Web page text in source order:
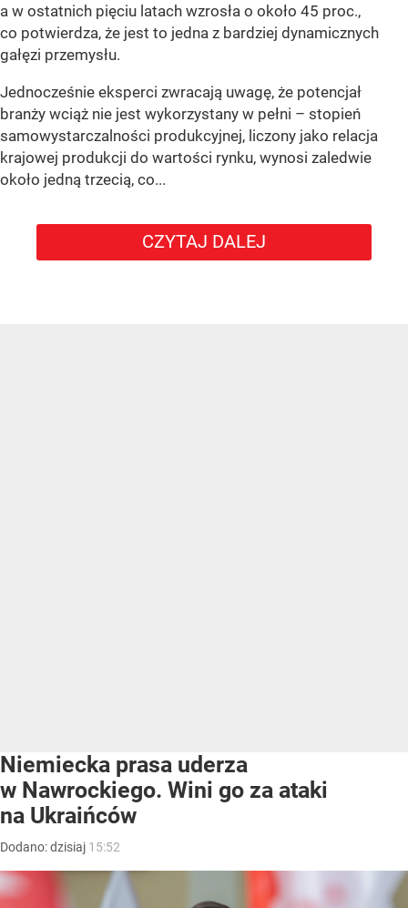
a w ostatnich pięciu latach wzrosła o około 45 proc.,
co potwierdza, że jest to jedna z bardziej dynamicznych
gałęzi przemysłu.
Jednocześnie eksperci zwracają uwagę, że potencjał
branży wciąż nie jest wykorzystany w pełni – stopień
samowystarczalności produkcyjnej, liczony jako relacja
krajowej produkcji do wartości rynku, wynosi zaledwie
około jedną trzecią, co...
CZYTAJ DALEJ
Niemiecka prasa uderza
w Nawrockiego. Wini go za ataki
na Ukraińców
Dodano:dzisiaj 15:52